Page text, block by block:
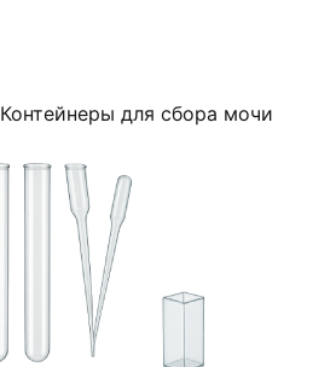
Контейнеры для сбора мочи